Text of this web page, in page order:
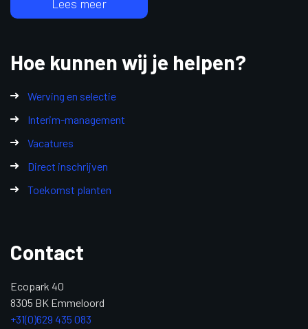
Lees meer
Hoe kunnen wij je helpen?
Werving en selectie
Interim-management
Vacatures
Direct inschrijven
Toekomst planten
Contact
Ecopark 40
8305 BK Emmeloord
+31(0)629 435 083